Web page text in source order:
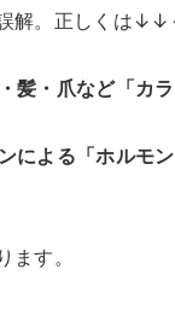
解。正しくは
髪・爪など「カ
による「ホルモ
ます。